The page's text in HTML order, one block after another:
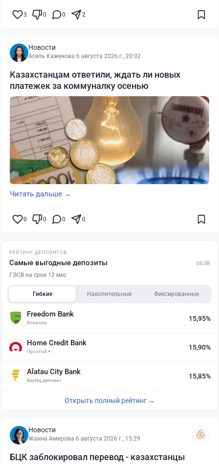
3 0 0 2
Новости
Асель Каженова·6 августа 2026 г., 20:02
Казахстанцам ответили, ждать ли новых
платежек за коммуналку осенью
Читать дальше →
0 0 0 0
РЕЙТИНГ ДЕПОЗИТОВ
Самые выгодные депозиты 05.08
ГЭСВ на срок 12 мес
Гибкие Накопительные Фиксированные
Freedom Bank
Копилка
15,95%
Home Credit Bank
Простой +
15,90%
Alatau City Bank
Baytaq депозит
15,85%
Открыть полный рейтинг →
Новости
Жанна Амирова·6 августа 2026 г., 15:29
БЦК заблокировал перевод - казахстанцы